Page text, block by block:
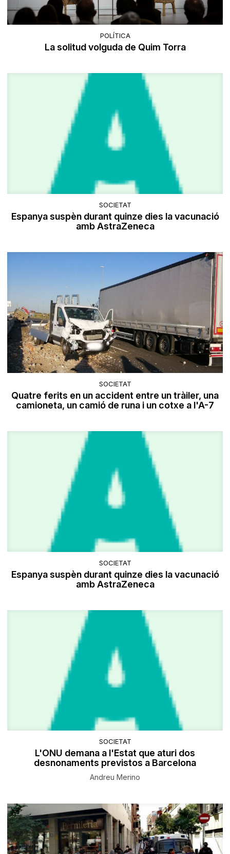
POLÍTICA
La solitud volguda de Quim Torra
SOCIETAT
Espanya suspèn durant quinze dies la vacunació
amb AstraZeneca
SOCIETAT
Quatre ferits en un accident entre un tràiler, una
camioneta, un camió de runa i un cotxe a l'A-7
SOCIETAT
Espanya suspèn durant quinze dies la vacunació
amb AstraZeneca
SOCIETAT
L'ONU demana a l'Estat que aturi dos
desnonaments previstos a Barcelona
Andreu Merino